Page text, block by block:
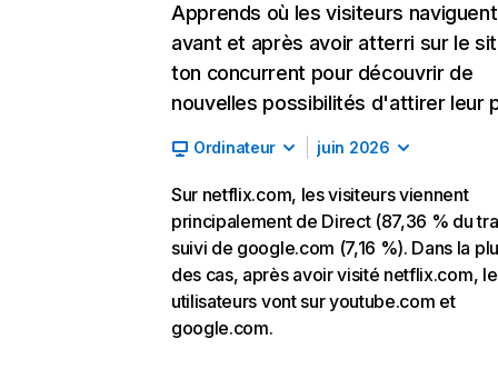
Apprends où les visiteurs naviguent
avant et après avoir atterri sur le
ton concurrent pour découvrir de
nouvelles possibilités d'attirer leur
Ordinateur juin 2026
Sur netflix.com, les visiteurs viennent
principalement de Direct (87,36 % du
suivi de google.com (7,16 %). Dans la
des cas, après avoir visité netflix.com,
utilisateurs vont sur youtube.com et
google.com.